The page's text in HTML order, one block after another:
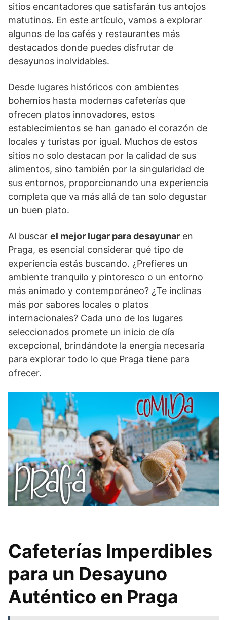
sitios encantadores que satisfarán tus antojos
matutinos. En este artículo, vamos a explorar
algunos de los cafés y restaurantes más
destacados donde puedes disfrutar de
desayunos inolvidables.
Desde lugares históricos con ambientes
bohemios hasta modernas cafeterías que
ofrecen platos innovadores, estos
establecimientos se han ganado el corazón de
locales y turistas por igual. Muchos de estos
sitios no solo destacan por la calidad de sus
alimentos, sino también por la singularidad de
sus entornos, proporcionando una experiencia
completa que va más allá de tan solo degustar
un buen plato.
Al buscar el mejor lugar para desayunar en
Praga, es esencial considerar qué tipo de
experiencia estás buscando. ¿Prefieres un
ambiente tranquilo y pintoresco o un entorno
más animado y contemporáneo? ¿Te inclinas
más por sabores locales o platos
internacionales? Cada uno de los lugares
seleccionados promete un inicio de día
excepcional, brindándote la energía necesaria
para explorar todo lo que Praga tiene para
ofrecer.
Cafeterías Imperdibles
para un Desayuno
Auténtico en Praga